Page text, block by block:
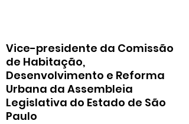
Vice-presidente da Comissão
de Habitação,
Desenvolvimento e Reforma
Urbana da Assembleia
Legislativa do Estado de São
Paulo